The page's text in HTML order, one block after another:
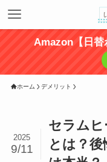
Amazon【日替
ホーム デメリット
セラム
とは？
2025
9/11